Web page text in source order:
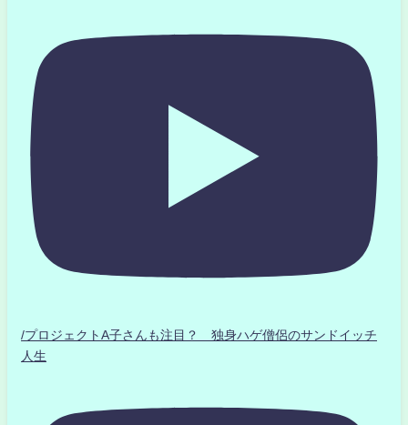
/プロジェクトA子さんも注目？ 独身ハゲ僧侶のサンドイッチ
人生